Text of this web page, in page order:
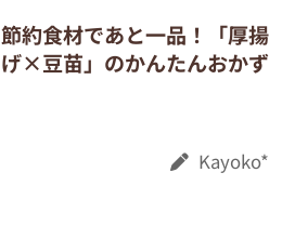
節約食材であと一品！「厚揚
げ×豆苗」のかんたんおかず
Kayoko*